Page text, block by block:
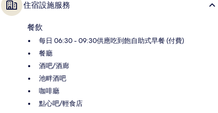
住宿設施服務
餐飲
每日 06:30 - 09:30供應吃到飽自助式早餐 (付費)
餐廳
酒吧/酒廊
池畔酒吧
咖啡廳
點心吧/輕食店